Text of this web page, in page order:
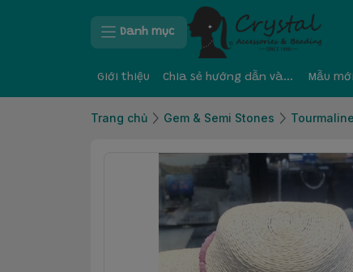
Danh mục
Giới thiệu Chia sẻ hướng dẫn và kinh nghiệm Mẫu
Trang chủ Gem & Semi Stones